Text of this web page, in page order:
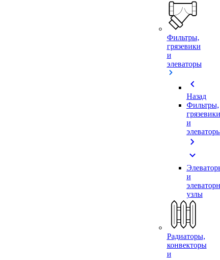
Фильтры,
грязевики
и
элеваторы
chevron_left
Назад
Фильтры,
грязевики
и
chevron_right
expand_more
и
узлы
Радиаторы,
конвекторы
и